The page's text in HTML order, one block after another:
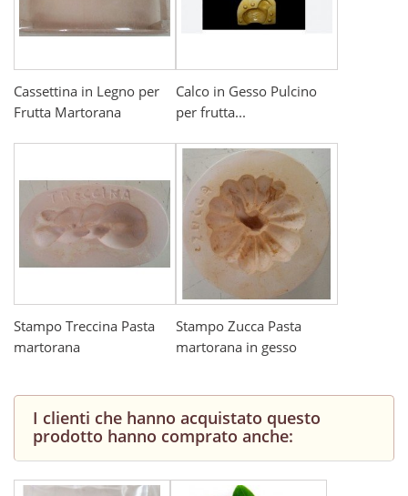
Cassettina in Legno per
Frutta Martorana
Calco in Gesso Pulcino
per frutta...
Stampo Treccina Pasta
martorana
Stampo Zucca Pasta
martorana in gesso
I clienti che hanno acquistato questo
prodotto hanno comprato anche: